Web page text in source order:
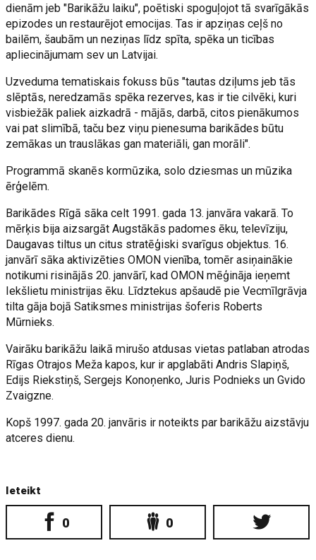
dienām jeb "Barikāžu laiku", poētiski spoguļojot tā svarīgākās
epizodes un restaurējot emocijas. Tas ir apziņas ceļš no
bailēm, šaubām un neziņas līdz spīta, spēka un ticības
apliecinājumam sev un Latvijai.
Uzveduma tematiskais fokuss būs "tautas dziļums jeb tās
slēptās, neredzamās spēka rezerves, kas ir tie cilvēki, kuri
visbiežāk paliek aizkadrā - mājās, darbā, citos pienākumos
vai pat slimībā, taču bez viņu pienesuma barikādes būtu
zemākas un trauslākas gan materiāli, gan morāli".
Programmā skanēs kormūzika, solo dziesmas un mūzika
ērģelēm.
Barikādes Rīgā sāka celt 1991. gada 13. janvāra vakarā. To
mērķis bija aizsargāt Augstākās padomes ēku, televīziju,
Daugavas tiltus un citus stratēģiski svarīgus objektus. 16.
janvārī sāka aktivizēties OMON vienība, tomēr asiņainākie
notikumi risinājās 20. janvārī, kad OMON mēģināja ieņemt
Iekšlietu ministrijas ēku. Līdztekus apšaudē pie Vecmīlgrāvja
tilta gāja bojā Satiksmes ministrijas šoferis Roberts
Mūrnieks.
Vairāku barikāžu laikā mirušo atdusas vietas patlaban atrodas
Rīgas Otrajos Meža kapos, kur ir apglabāti Andris Slapiņš,
Edijs Riekstiņš, Sergejs Konoņenko, Juris Podnieks un Gvido
Zvaigzne.
Kopš 1997. gada 20. janvāris ir noteikts par barikāžu aizstāvju
atceres dienu.
Ieteikt
0 0